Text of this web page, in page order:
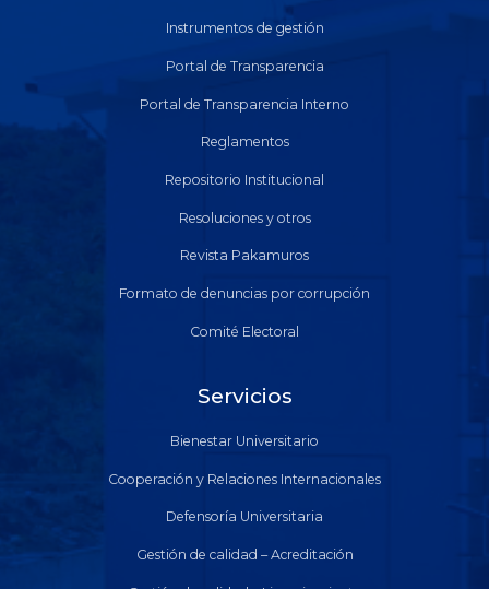
Instrumentos de gestión
Portal de Transparencia
Portal de Transparencia Interno
Reglamentos
Repositorio Institucional
Resoluciones y otros
Revista Pakamuros
Formato de denuncias por corrupción
Comité Electoral
Servicios
Bienestar Universitario
Cooperación y Relaciones Internacionales
Defensoría Universitaria
Gestión de calidad – Acreditación